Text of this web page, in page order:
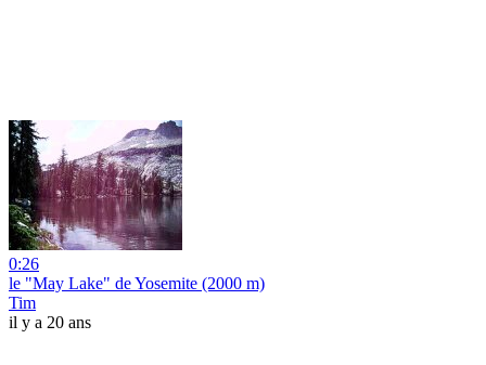
0:26
le "May Lake" de Yosemite (2000 m)
Tim
il y a 20 ans